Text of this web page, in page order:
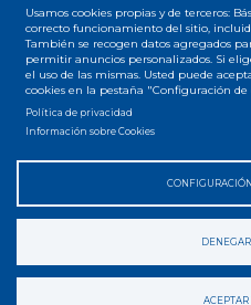
Menú
del
Accesibilidad Privacidad
Usamos cookies propias y de terceros:
correcto funcionamiento del sitio,
También se recogen datos agregados
permitir anuncios personalizados. Si
el uso de las mismas. Usted puede
cookies en la pestaña "Configuración de
Política de privacidad
Información sobre Cookies